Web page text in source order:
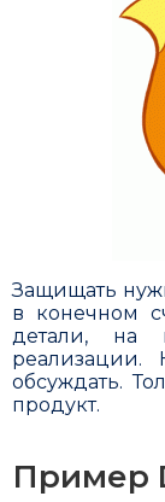
Защищать
в конечном
детали, на
обсуж­дать.
продукт.
Пример